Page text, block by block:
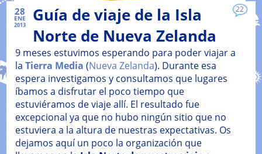
28
ENE
2013
22
Guía de viaje de la Isla
Norte de Nueva Zelanda
9 meses estuvimos esperando para poder viajar a
la Tierra Media (Nueva Zelanda). Durante esa
espera investigamos y consultamos que lugares
íbamos a disfrutar el poco tiempo que
estuviéramos de viaje allí. El resultado fue
excepcional ya que no hubo ningún sitio que no
estuviera a la altura de nuestras expectativas. Os
dejamos aquí un poco la organización que